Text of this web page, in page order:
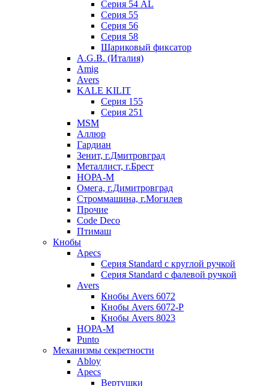
Серия 54 AL
Серия 55
Серия 56
Серия 58
Шариковый фиксатор
A.G.B. (Италия)
Amig
Avers
KALE KILIT
Серия 155
Серия 251
MSM
Аллюр
Гардиан
Зенит, г.Дмитровград
Металлист, г.Брест
НОРА-М
Омега, г.Димитровград
Строммашина, г.Могилев
Прочие
Code Deco
Птимаш
Кнобы
Apecs
Серия Standard с круглой ручкой
Серия Standard с фалевой ручкой
Avers
Кнобы Avers 6072
Кнобы Avers 6072-P
Кнобы Avers 8023
НОРА-М
Punto
Механизмы секретности
Abloy
Apecs
Вертушки